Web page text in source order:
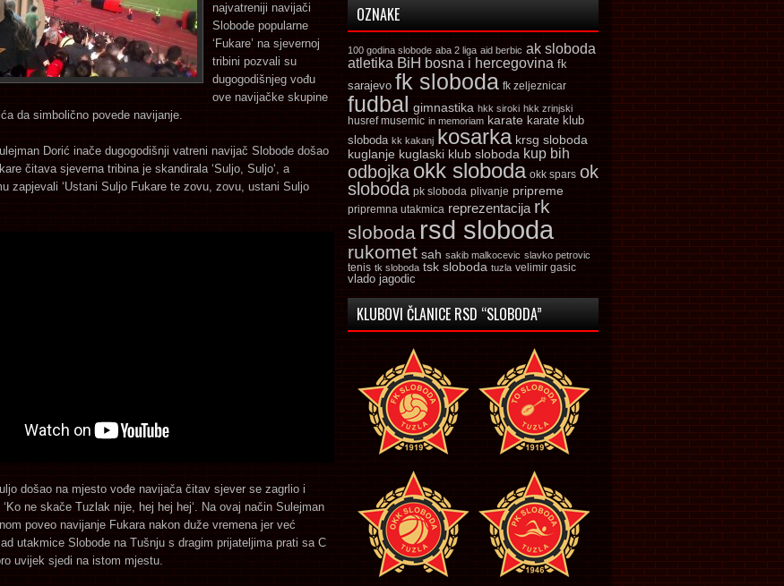
najvatreniji navijači
Slobode popularne
‘Fukare’ na sjevernoj
tribini pozvali su
dugogodišnjeg vođu
ove navijačke skupine
da simbolično povede navijanje.
Dorić inače dugogodišnji vatreni navijač Slobode došao
čitava sjeverna tribina je skandirala ‘Suljo, Suljo‘, a
zapjevali ‘Ustani Suljo Fukare te zovu, zovu, ustani Suljo
došao na mjesto vođe navijača čitav sjever se zagrlio i
ne skače Tuzlak nije, hej hej hej‘. Na ovaj način Sulejman
poveo navijanje Fukara nakon duže vremena jer već
utakmice Slobode na Tušnju s dragim prijateljima prati sa C
uvijek sjedi na istom mjestu.
OZNAKE
100 godina slobode aba 2 liga aid berbic ak sloboda
atletika BiH bosna i hercegovina fk
sarajevo fk sloboda fk zeljeznicar
fudbal gimnastika hkk siroki hkk zrinjski
husref musemic in memoriam karate karate klub
sloboda kk kakanj kosarka krsg sloboda
kuglanje kuglaski klub sloboda kup bih
odbojka okk sloboda okk spars ok
sloboda pk sloboda plivanje pripreme
pripremna utakmica reprezentacija rk
sloboda rsd sloboda
rukomet sah sakib malkocevic slavko petrovic
tenis tk sloboda tsk sloboda tuzla velimir gasic
vlado jagodic
KLUBOVI ČLANICE RSD “SLOBODA”